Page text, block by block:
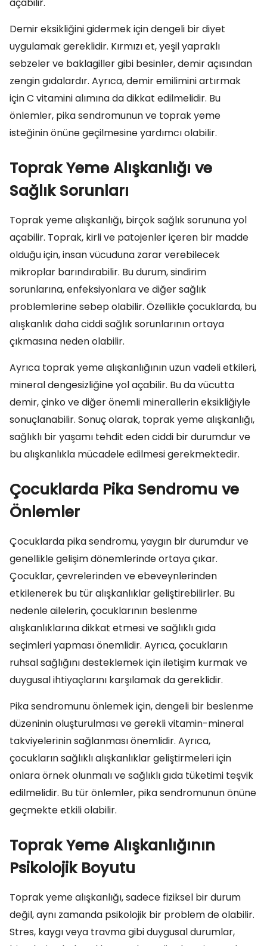
Demir eksikliğini gidermek için dengeli bir diyet
uygulamak gereklidir. Kırmızı et, yeşil yapraklı
sebzeler ve baklagiller gibi besinler, demir açısından
zengin gıdalardır. Ayrıca, demir emilimini artırmak
için C vitamini alımına da dikkat edilmelidir. Bu
önlemler, pika sendromunun ve toprak yeme
isteğinin önüne geçilmesine yardımcı olabilir.
Toprak Yeme Alışkanlığı ve
Sağlık Sorunları
Toprak yeme alışkanlığı, birçok sağlık sorununa yol
açabilir. Toprak, kirli ve patojenler içeren bir madde
olduğu için, insan vücuduna zarar verebilecek
mikroplar barındırabilir. Bu durum, sindirim
sorunlarına, enfeksiyonlara ve diğer sağlık
problemlerine sebep olabilir. Özellikle çocuklarda, bu
alışkanlık daha ciddi sağlık sorunlarının ortaya
çıkmasına neden olabilir.
Ayrıca toprak yeme alışkanlığının uzun vadeli etkileri,
mineral dengesizliğine yol açabilir. Bu da vücutta
demir, çinko ve diğer önemli minerallerin eksikliğiyle
sonuçlanabilir. Sonuç olarak, toprak yeme alışkanlığı,
sağlıklı bir yaşamı tehdit eden ciddi bir durumdur ve
bu alışkanlıkla mücadele edilmesi gerekmektedir.
Çocuklarda Pika Sendromu ve
Önlemler
Çocuklarda pika sendromu, yaygın bir durumdur ve
genellikle gelişim dönemlerinde ortaya çıkar.
Çocuklar, çevrelerinden ve ebeveynlerinden
etkilenerek bu tür alışkanlıklar geliştirebilirler. Bu
nedenle ailelerin, çocuklarının beslenme
alışkanlıklarına dikkat etmesi ve sağlıklı gıda
seçimleri yapması önemlidir. Ayrıca, çocukların
ruhsal sağlığını desteklemek için iletişim kurmak ve
duygusal ihtiyaçlarını karşılamak da gereklidir.
Pika sendromunu önlemek için, dengeli bir beslenme
düzeninin oluşturulması ve gerekli vitamin-mineral
takviyelerinin sağlanması önemlidir. Ayrıca,
çocukların sağlıklı alışkanlıklar geliştirmeleri için
onlara örnek olunmalı ve sağlıklı gıda tüketimi teşvik
edilmelidir. Bu tür önlemler, pika sendromunun önüne
geçmekte etkili olabilir.
Toprak Yeme Alışkanlığının
Psikolojik Boyutu
Toprak yeme alışkanlığı, sadece fiziksel bir durum
değil, aynı zamanda psikolojik bir problem de olabilir.
Stres, kaygı veya travma gibi duygusal durumlar,